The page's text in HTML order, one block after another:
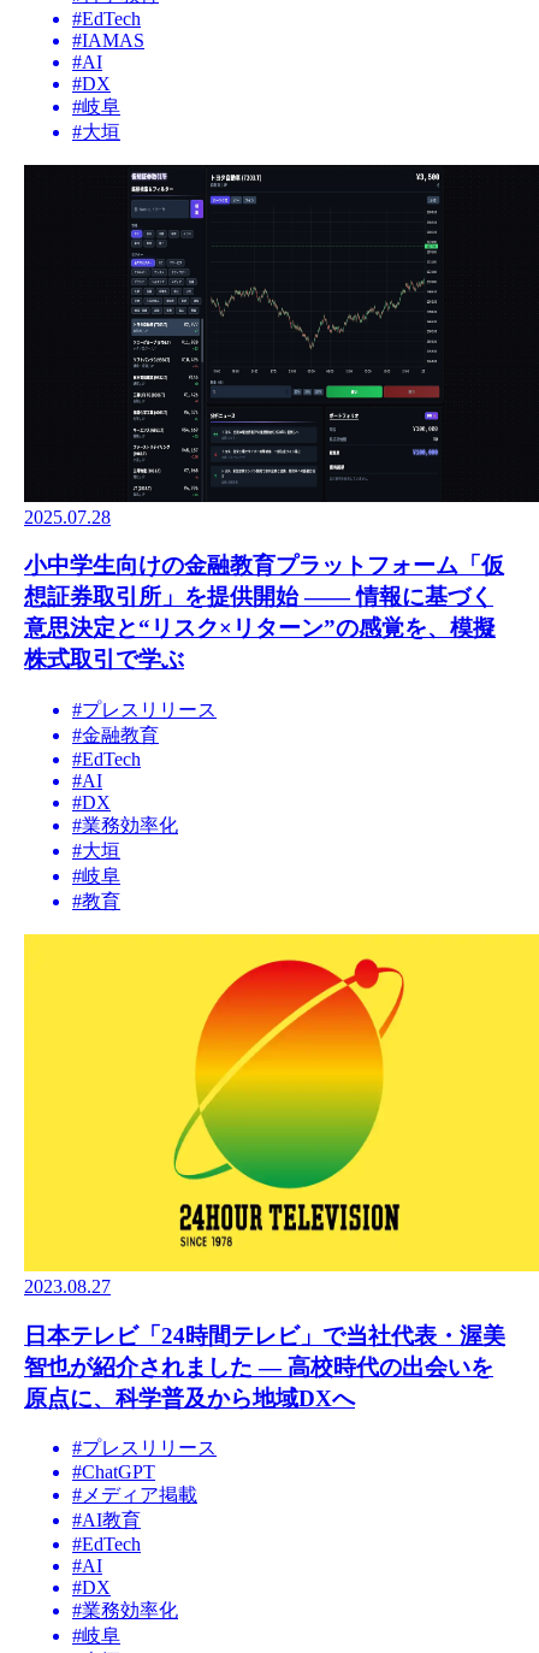
#EdTech
#IAMAS
#AI
#DX
#岐阜
#大垣
2025.07.28
小中学生向けの金融教育プラットフォーム「仮
想証券取引所」を提供開始 —— 情報に基づく
意思決定と“リスク×リターン”の感覚を、模擬
株式取引で学ぶ
#プレスリリース
#金融教育
#EdTech
#AI
#DX
#業務効率化
#大垣
#岐阜
#教育
2023.08.27
日本テレビ「24時間テレビ」で当社代表・渥美
智也が紹介されました — 高校時代の出会いを
原点に、科学普及から地域DXへ
#プレスリリース
#ChatGPT
#メディア掲載
#AI教育
#EdTech
#AI
#DX
#業務効率化
#岐阜